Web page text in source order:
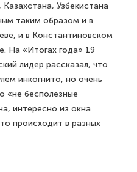
Узбекистана
таким образом и в
и в Константиновском
На «Итогах года» 19
лидер рассказал, что
инкогнито, но очень
«не бесполезные
интересно из окна
происходит в разных